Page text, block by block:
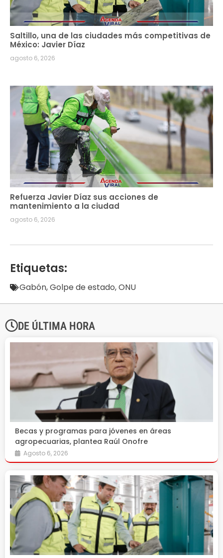
Saltillo, una de las ciudades más competitivas de
México: Javier Díaz
agosto 6, 2026
Refuerza Javier Díaz sus acciones de
mantenimiento a la ciudad
agosto 6, 2026
Etiquetas:
Gabón,Golpe de estado,ONU
DE ÚLTIMA HORA
Becas y programas para jóvenes en áreas
agropecuarias, plantea Raúl Onofre
Agosto 6, 2026